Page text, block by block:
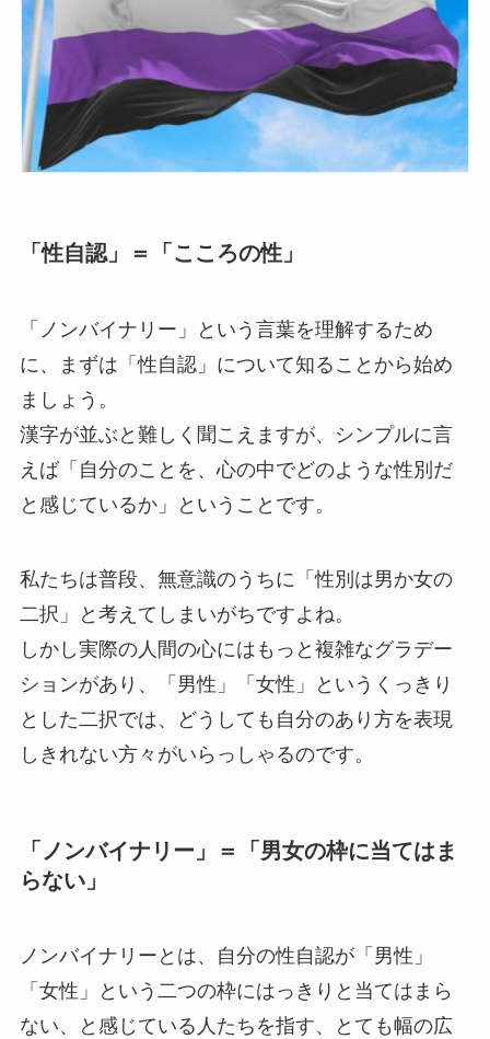
「性自認」＝「こころの性」
「ノンバイナリー」という言葉を理解するため
に、まずは「性自認」について知ることから始め
ましょう。
漢字が並ぶと難しく聞こえますが、シンプルに言
えば「自分のことを、心の中でどのような性別だ
と感じているか」ということです。
私たちは普段、無意識のうちに「性別は男か女の
二択」と考えてしまいがちですよね。
しかし実際の人間の心にはもっと複雑なグラデー
ションがあり、「男性」「女性」というくっきり
とした二択では、どうしても自分のあり方を表現
しきれない方々がいらっしゃるのです。
「ノンバイナリー」＝「男女の枠に当てはま
らない」
ノンバイナリーとは、自分の性自認が「男性」
「女性」という二つの枠にはっきりと当てはまら
ない、と感じている人たちを指す、とても幅の広